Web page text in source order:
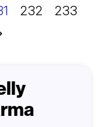
napravit. A
(Lucie
vše se dá
232
233